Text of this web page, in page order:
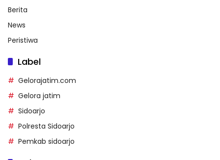
Berita
News
Peristiwa
Label
Gelorajatim.com
Gelora jatim
Sidoarjo
Polresta Sidoarjo
Pemkab sidoarjo